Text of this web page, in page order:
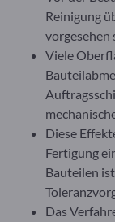
Reinigung
vorgesehen
Viele
Diese
Fertigung
Bauteilen
Das